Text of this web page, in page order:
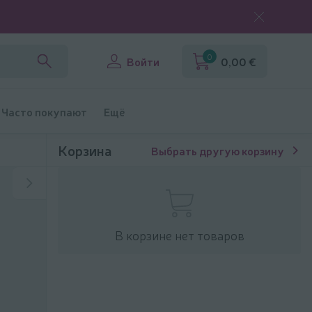
Войти 0 0,00 €
Часто покупают Ещё
Корзина Выбрать другую корзину
В корзине нет товаров